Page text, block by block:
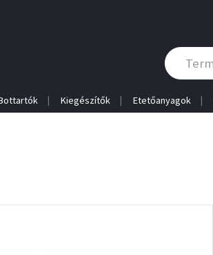
Kiegészítők Etetőanyagok